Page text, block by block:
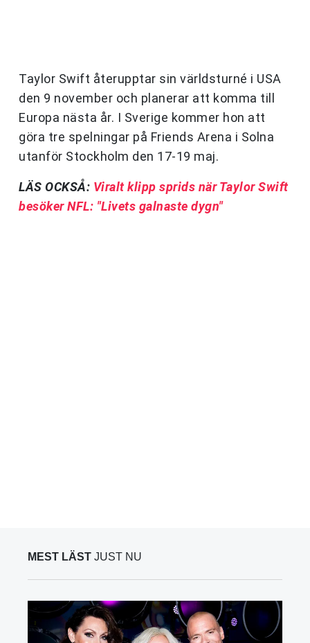
Taylor Swift återupptar sin världsturné i USA
den 9 november och planerar att komma till
Europa nästa år. I Sverige kommer hon att
göra tre spelningar på Friends Arena i Solna
utanför Stockholm den 17-19 maj.
LÄS OCKSÅ: Viralt klipp sprids när Taylor Swift
besöker NFL: "Livets galnaste dygn"
MEST LÄST JUST NU